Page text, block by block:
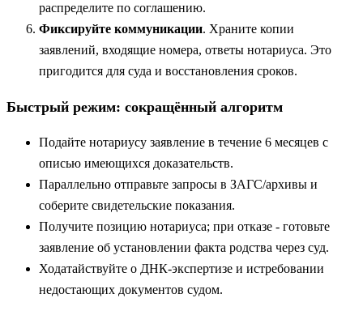
распределите по соглашению.
Фиксируйте коммуникации. Храните копии
заявлений, входящие номера, ответы нотариуса. Это
пригодится для суда и восстановления сроков.
Быстрый режим: сокращённый алгоритм
Подайте нотариусу заявление в течение 6 месяцев с
описью имеющихся доказательств.
Параллельно отправьте запросы в ЗАГС/архивы и
соберите свидетельские показания.
Получите позицию нотариуса; при отказе - готовьте
заявление об установлении факта родства через суд.
Ходатайствуйте о ДНК‑экспертизе и истребовании
недостающих документов судом.